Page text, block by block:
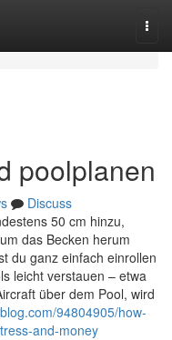
poolplanen
Discuss
50 cm hinzu,
das Becken herum
du ganz einfach einrollen
leicht verstauen – etwa
über dem Pool, wird
94804905/how-
and-money